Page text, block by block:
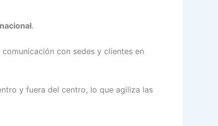
.
con sedes y clientes en
y fuera del centro, lo que agiliza las